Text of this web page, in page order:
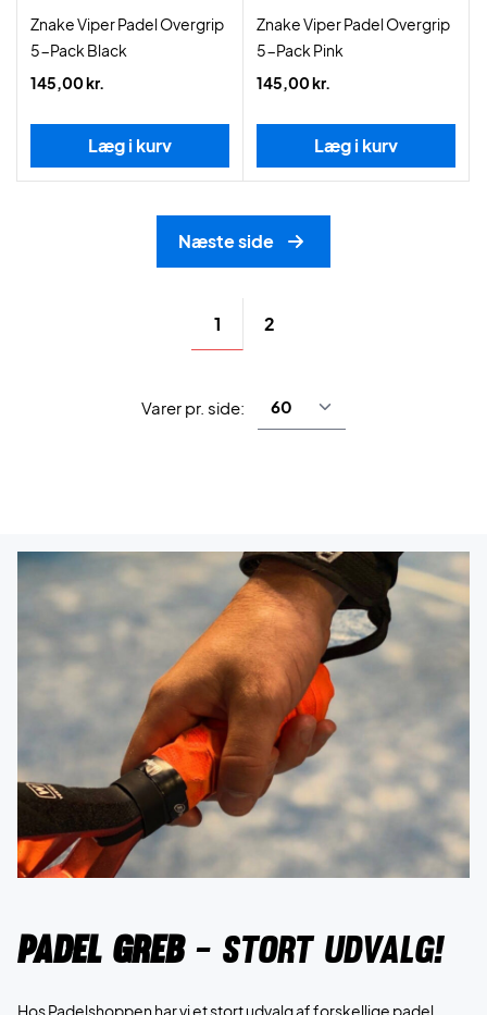
Znake Viper Padel Overgrip
5-Pack Black
145,00 kr.
Læg i kurv
Znake Viper Padel Overgrip
5-Pack Pink
145,00 kr.
Læg i kurv
Næste side
1 2
Varer pr. side:
Padel greb- Stort udvalg!
Hos Padelshoppen har vi et stort udvalg af forskellige padel